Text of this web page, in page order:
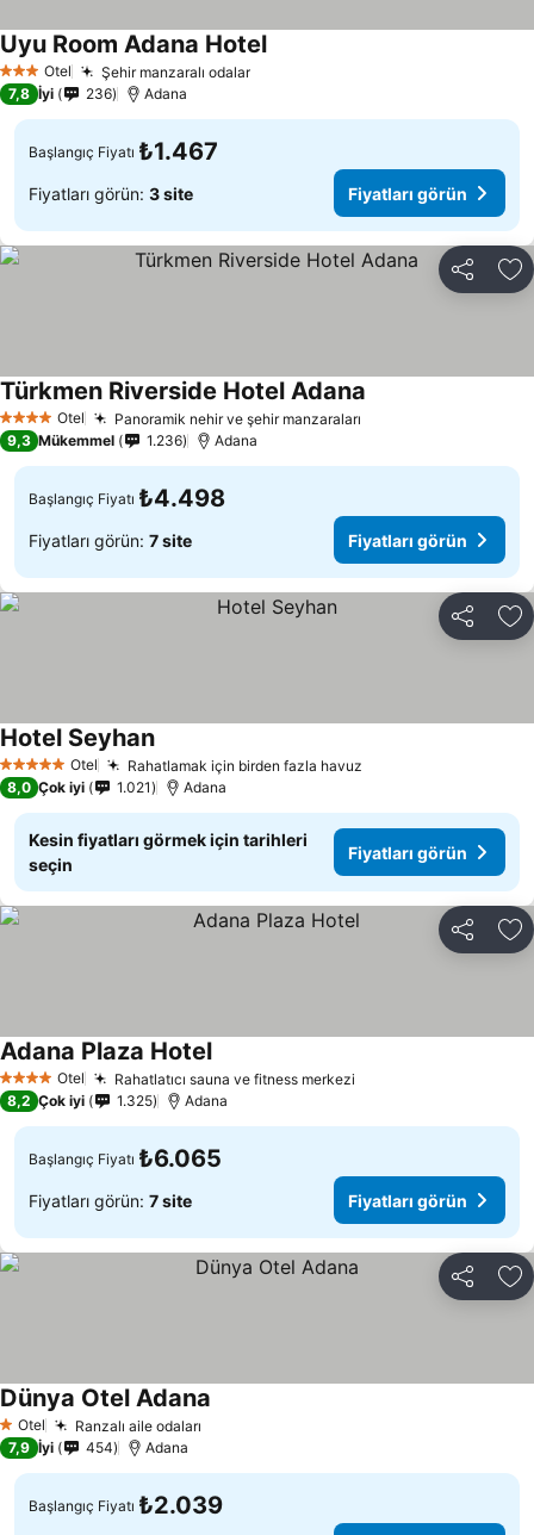
3 YıldızOtel Şehir manzaralı odalarFiyatları görün
Uyu Room Adana HotelFiyatları görün
7,8 İyi 236 Adana
Başlangıç Fiyatı ₺1.467
Fiyatları görün: 3 site Fiyatları görün
Paylaş
4 Yıldız Otel Panoramik nehir ve şehir manzaraları
Türkmen Riverside Hotel Adana
9,3 Mükemmel 1.236 Adana
Başlangıç Fiyatı ₺4.498
Fiyatları görün: 7 site Fiyatları görün
Paylaş
5 Yıldız Otel Rahatlamak için birden fazla havuz
Hotel SeyhanFiyatları görün
8,0 Çok iyi 1.021 Adana
Kesin fiyatları görmek için tarihleri
seçin
Fiyatları görün
Paylaş
4 Yıldız Otel Rahatlatıcı sauna ve fitness merkezi
Adana Plaza HotelFiyatları görün
8,2 Çok iyi 1.325 Adana
Başlangıç Fiyatı ₺6.065
Fiyatları görün: 7 site Fiyatları görün
Paylaş
1 Yıldız
Otel Ranzalı aile odaları
Dünya Otel Adana
7,9 İyi 454 Adana
Başlangıç Fiyatı ₺2.039